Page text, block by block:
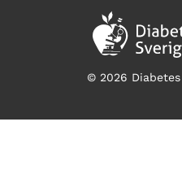
© 2026 Diabetes